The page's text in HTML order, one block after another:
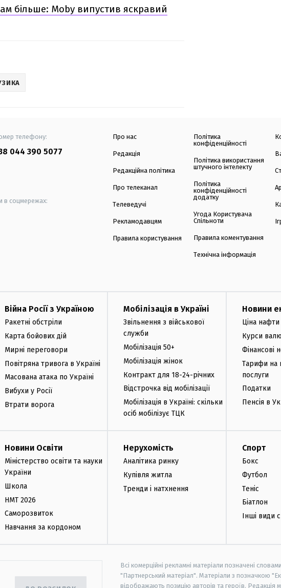
більше: Moby випустив яскравий
телефону:
044 390 5077
в соцмережах:
Про нас
Редакція
Редакційна політика
Про телеканал
Телеведучі
Рекламодавцям
Правила користування
Політика
конфіденційності
Політика використання
штучного інтелекту
Політика
конфіденційності
додатку
Угода Користувача
Спільноти
Правила коментування
Технічна інформація
Війна Росії з Україною
Ракетні обстріли
Карта бойових дій
Мирні переговори
Повітряна тривога в Україні
Масована атака по Україні
Вибухи у Росії
Втрати ворога
Мобілізація в Україні
Звільнення з військової
служби
Мобілізація 50+
Мобілізація жінок
Контракт для 18-24-річних
Відстрочка від мобілізації
Мобілізація в Україні: скільки
осіб мобілізує ТЦК
Новини
Ціна нафти
Курси
Фінансові
Тарифи на
послуги
Податки
Пенсія в
Новини Освіти
Міністерство освіти та науки
України
Школа
НМТ 2026
Саморозвиток
Навчання за кордоном
Нерухомість
Аналітика ринку
Купівля житла
Тренди і натхнення
Спорт
Бокс
Футбол
Теніс
Біатлон
Інші види
Всі комерційні рекламні матеріали позначені
"Партнерський матеріал". Матеріали з позначкою
відображають позицію авторів та героїв. Редакція